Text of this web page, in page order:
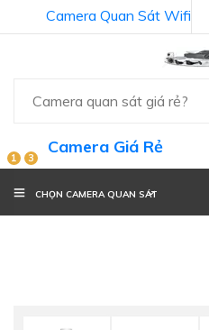
Camera Quan Sát Wifi
1 3
Camera Giá Rẻ
CHỌN CAMERA QUAN SÁT